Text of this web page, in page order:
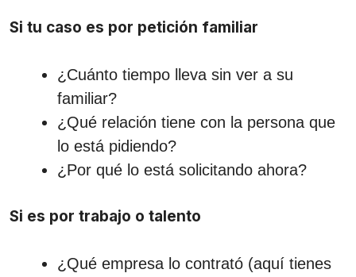
Si tu caso es por petición familiar
¿Cuánto tiempo lleva sin ver a su
familiar?
¿Qué relación tiene con la persona que
lo está pidiendo?
¿Por qué lo está solicitando ahora?
Si es por trabajo o talento
¿Qué empresa lo contrató (aquí tienes